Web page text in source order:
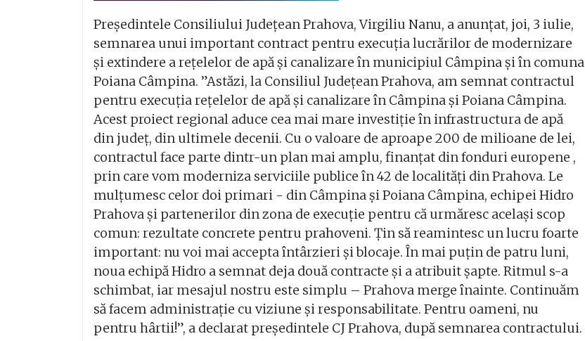
Președintele Consiliului Județean Prahova, Virgiliu Nanu, a anunțat, joi, 3 iulie,
semnarea unui important contract pentru execuția lucrărilor de modernizare
și extindere a rețelelor de apă și canalizare în municipiul Câmpina și în comuna
Poiana Câmpina. ”Astăzi, la Consiliul Județean Prahova, am semnat contractul
pentru execuția rețelelor de apă și canalizare în Câmpina și Poiana Câmpina.
Acest proiect regional aduce cea mai mare investiție în infrastructura de apă
din județ, din ultimele decenii. Cu o valoare de aproape 200 de milioane de lei,
contractul face parte dintr-un plan mai amplu, finanțat din fonduri europene ,
prin care vom moderniza serviciile publice în 42 de localități din Prahova. Le
mulțumesc celor doi primari - din Câmpina și Poiana Câmpina, echipei Hidro
Prahova și partenerilor din zona de execuție pentru că urmăresc același scop
comun: rezultate concrete pentru prahoveni. Țin să reamintesc un lucru foarte
important: nu voi mai accepta întârzieri și blocaje. În mai puțin de patru luni,
noua echipă Hidro a semnat deja două contracte și a atribuit șapte. Ritmul s-a
schimbat, iar mesajul nostru este simplu – Prahova merge înainte. Continuăm
să facem administrație cu viziune și responsabilitate. Pentru oameni, nu
pentru hârtii!”, a declarat președintele CJ Prahova, după semnarea contractului.